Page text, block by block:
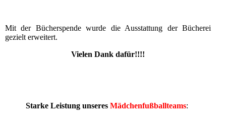
Mit der Bücherspende wurde die Ausstattung der Bücherei
gezielt erweitert.
Vielen Dank dafür!!!!
Starke Leistung unseres Mädchenfußballteams: